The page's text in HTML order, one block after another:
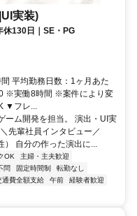
実装)
休130日｜SE・PG
平均勤務日数：1ヶ月あた
※実働8時間 ※案件により変
▼フレ...
ーム開発を担当。 演出・UI実
先輩社員インタビュー／
） 自分の作った演出に...
OK
主婦・主夫歓迎
問 固定時間制
転勤なし
通費全額支給 午前
経験者歓迎